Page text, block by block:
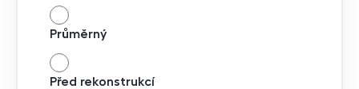
Průměrný
Před rekonstrukcí